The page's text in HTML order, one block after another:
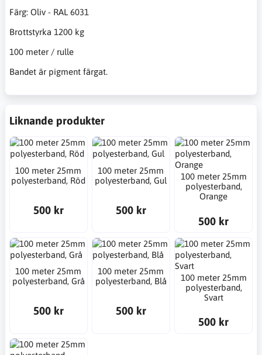
Färg: Oliv - RAL 6031
Brottstyrka 1200 kg
100 meter / rulle
Bandet är pigment färgat.
Liknande produkter
100 meter 25mm
polyesterband, Röd
500 kr
100 meter 25mm
polyesterband, Gul
500 kr
100 meter 25mm
polyesterband,
Orange
500 kr
100 meter 25mm
polyesterband, Grå
500 kr
100 meter 25mm
polyesterband, Blå
500 kr
100 meter 25mm
polyesterband,
Svart
500 kr